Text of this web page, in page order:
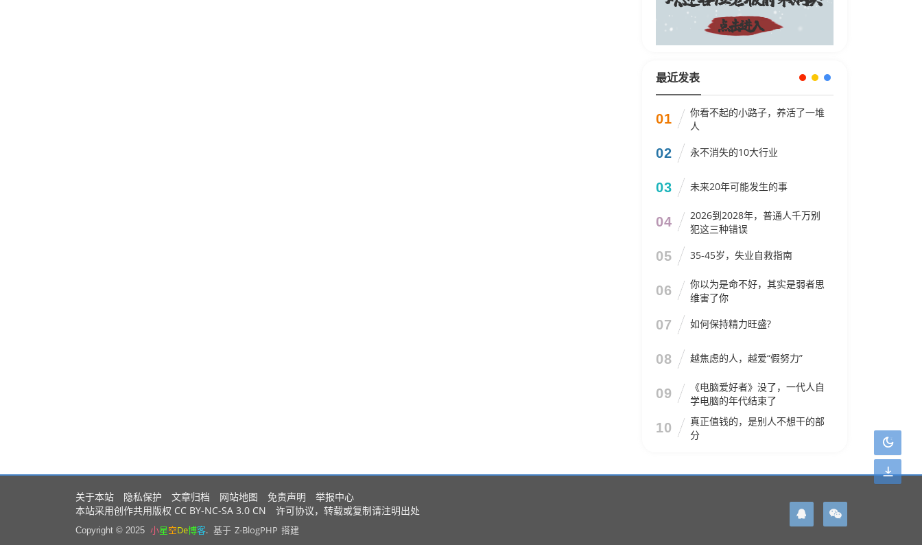
最近发表
01
你看不起的小路子，养活了一堆
人
02 永不消失的10大行业
03 未来20年可能发生的事
04
2026到2028年，普通人千万别
犯这三种错误
05 35-45岁，失业自救指南
06
你以为是命不好，其实是弱者思
维害了你
07 如何保持精力旺盛?
08 越焦虑的人，越爱“假努力”
09
《电脑爱好者》没了，一代人自
学电脑的年代结束了
10
真正值钱的，是别人不想干的部
分
关于本站 隐私保护 文章归档 网站地图 免责声明 举报中心
本站采用创作共用版权 CC BY-NC-SA 3.0 CN 许可协议，转载或复制请注明出处
Copyright © 2025 小星空De博客. 基于 Z-BlogPHP 搭建